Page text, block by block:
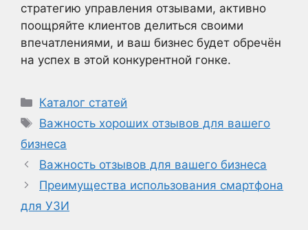
стратегию управления отзывами, активно
поощряйте клиентов делиться своими
впечатлениями, и ваш бизнес будет обречён
на успех в этой конкурентной гонке.
Рубрики
Каталог статей
Метки
Важность хороших отзывов для вашего
бизнеса
Важность отзывов для вашего бизнеса
Преимущества использования смартфона
для УЗИ